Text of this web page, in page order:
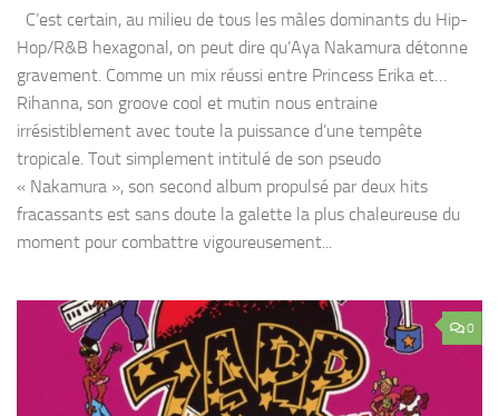
C’est certain, au milieu de tous les mâles dominants du Hip-
Hop/R&B hexagonal, on peut dire qu’Aya Nakamura détonne
gravement. Comme un mix réussi entre Princess Erika et…
Rihanna, son groove cool et mutin nous entraine
irrésistiblement avec toute la puissance d’une tempête
tropicale. Tout simplement intitulé de son pseudo
« Nakamura », son second album propulsé par deux hits
fracassants est sans doute la galette la plus chaleureuse du
moment pour combattre vigoureusement...
0